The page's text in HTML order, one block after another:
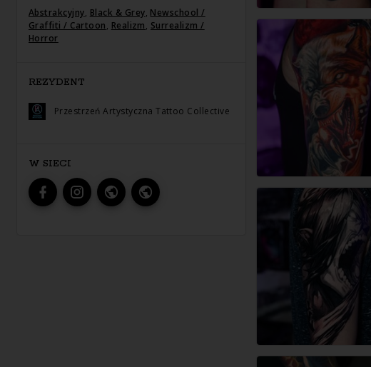
Abstrakcyjny, Black & Grey, Newschool /
Graffiti / Cartoon, Realizm, Surrealizm /
Horror
REZYDENT
Przestrzeń Artystyczna Tattoo Collective
W SIECI